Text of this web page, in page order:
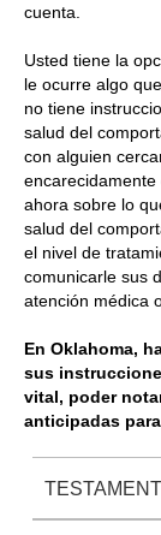
cuenta.
Usted tiene la
le ocurre algo
no tiene
salud del
con alguien
ahora sobre lo
salud del
el nivel de
comunicarle sus
atención médica
En Oklahoma,
sus
vital, poder
anticipadas